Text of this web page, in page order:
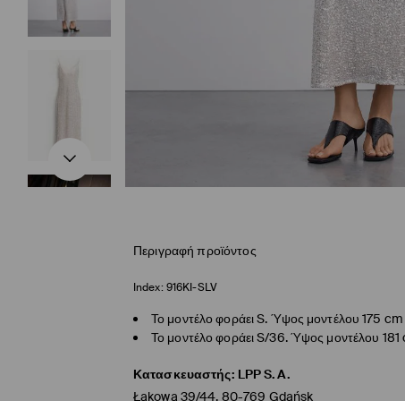
Περιγραφή προϊόντος
Index: 916KI-SLV
Το μοντέλο φοράει S. Ύψος μοντέλου 175 cm
Το μοντέλο φοράει S/36. Ύψος μοντέλου 181
Κατασκευαστής: LPP S.A.
Łąkowa 39/44, 80-769 Gdańsk